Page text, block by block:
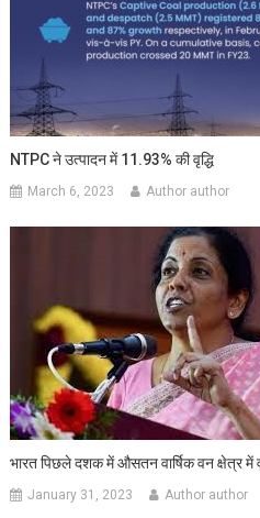
NTPC ने उत्पादन में 11.93% की वृद्धि
March 6, 2023 Author author
भारत पिछले दशक में औसतन वार्षिक वन क्षेत्र में
January 31, 2023 Author author